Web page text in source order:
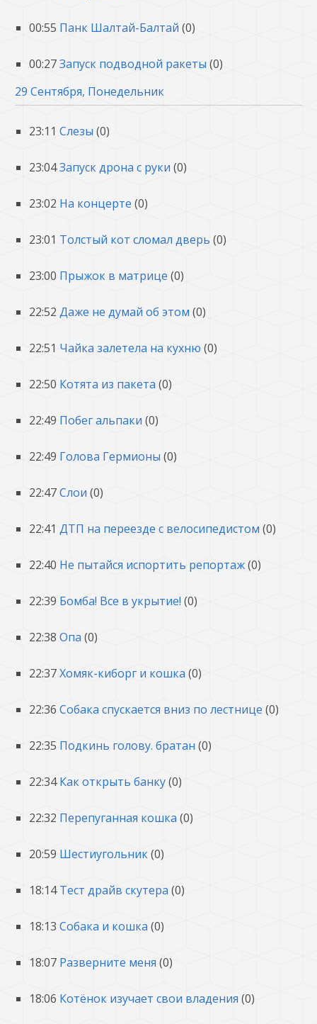
00:55 Панк Шалтай-Балтай (0)
00:27Запуск подводной ракеты(0)
29 Сентября, Понедельник
23:11 Слезы (0)
23:04Запуск дрона с руки (0)
23:02 На концерте (0)
23:01 Толстый кот сломал дверь (0)
23:00 Прыжок в матрице (0)
22:52 Даже не думай об этом (0)
22:51 Чайка залетела на кухню (0)
22:50 Котята из пакета (0)
22:49 Побег альпаки (0)
22:49 Голова Гермионы (0)
22:47Слои (0)
22:41 ДТП на переезде с велосипедистом (0)
22:40 Не пытайся испортить репортаж(0)
22:39 Бомба! Все в укрытие! (0)
22:38 Опа (0)
22:37Хомяк-киборг и кошка (0)
22:36 Собака спускается вниз по лестнице (0)
22:35 Подкинь голову. братан(0)
22:34 Как открыть банку(0)
22:32 Перепуганная кошка (0)
20:59 Шестиугольник(0)
18:14 Тест драйв скутера (0)
18:13 Собака и кошка (0)
18:07 Разверните меня (0)
18:06 Котёнок изучает свои владения (0)